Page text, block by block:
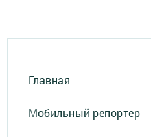
Главная
Мобильный репортер